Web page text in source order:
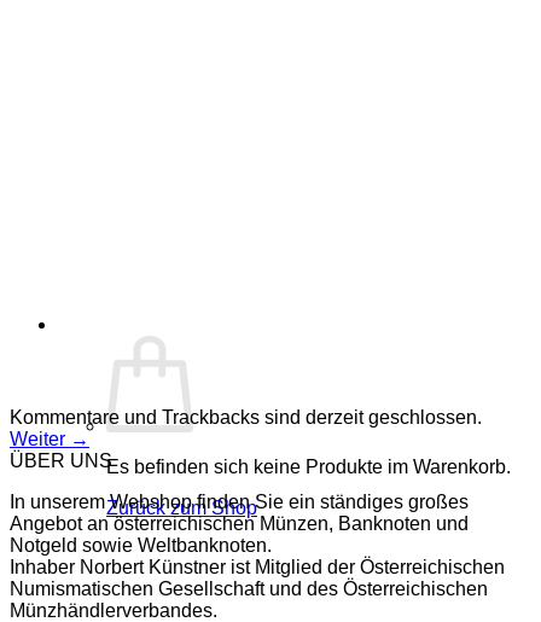
Es befinden sich keine Produkte im Warenkorb.
Zurück zum Shop
Kommentare und Trackbacks sind derzeit geschlossen.
Weiter →
ÜBER UNS
In unserem Webshop finden Sie ein ständiges großes
Angebot an österreichischen Münzen, Banknoten und
Notgeld sowie Weltbanknoten.
Inhaber Norbert Künstner ist Mitglied der Österreichischen
Numismatischen Gesellschaft und des Österreichischen
Münzhändlerverbandes.